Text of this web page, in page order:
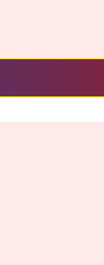
होंगे आप सांसद संजय सिंह